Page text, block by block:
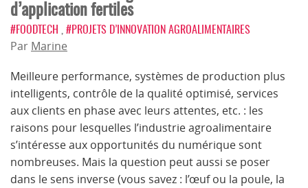
d’application fertiles
#FOODTECH #PROJETS D’INNOVATION AGROALIMENTAIRES
Par Marine
Meilleure performance, systèmes de production plus
intelligents, contrôle de la qualité optimisé, services
aux clients en phase avec leurs attentes, etc. : les
raisons pour lesquelles l’industrie agroalimentaire
s’intéresse aux opportunités du numérique sont
nombreuses. Mais la question peut aussi se poser
dans le sens inverse (vous savez : l’œuf ou la poule, la